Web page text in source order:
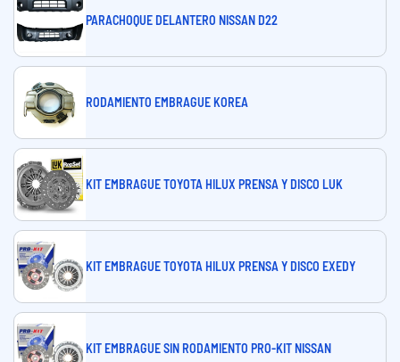
PARACHOQUE DELANTERO NISSAN D22
RODAMIENTO EMBRAGUE KOREA
KIT EMBRAGUE TOYOTA HILUX PRENSA Y DISCO LUK
KIT EMBRAGUE TOYOTA HILUX PRENSA Y DISCO EXEDY
KIT EMBRAGUE SIN RODAMIENTO PRO-KIT NISSAN